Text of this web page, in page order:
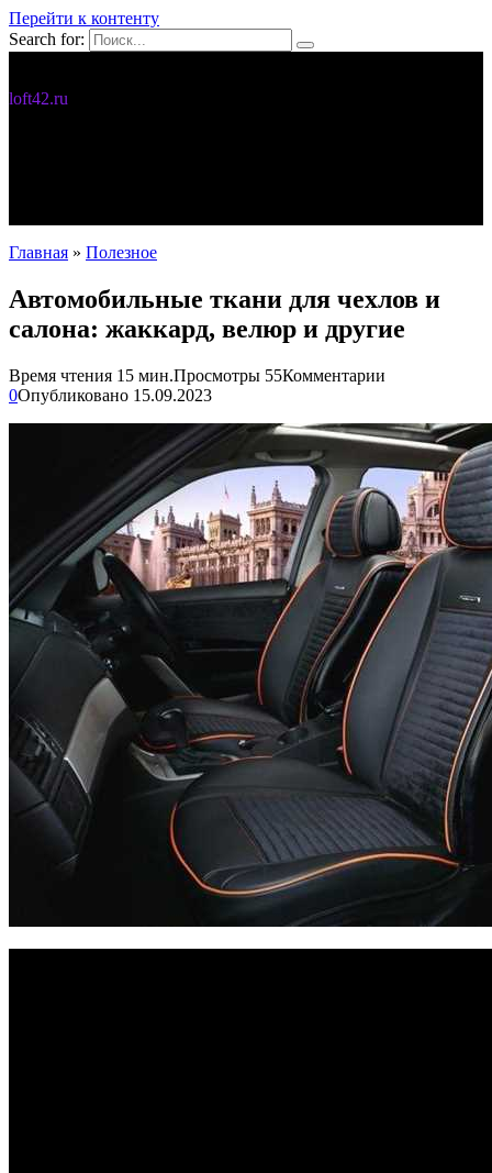
Перейти к контенту
Search for:
loft42.ru
Главная » Полезное
Автомобильные ткани для чехлов и
салона: жаккард, велюр и другие
Время чтения 15 мин.Просмотры 55Комментарии
0Опубликовано 15.09.2023